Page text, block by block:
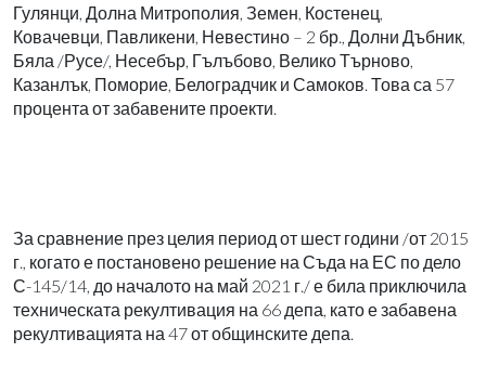
Гулянци, Долна Митрополия, Земен, Костенец,
Ковачевци, Павликени, Невестино – 2 бр., Долни Дъбник,
Бяла /Русе/, Несебър, Гълъбово, Велико Търново,
Казанлък, Поморие, Белоградчик и Самоков. Това са 57
процента от забавените проекти.
За сравнение през целия период от шест години /от 2015
г., когато е постановено решение на Съда на ЕС по дело
С-145/14, до началото на май 2021 г./ е била приключила
техническата рекултивация на 66 депа, като е забавена
рекултивацията на 47 от общинските депа.